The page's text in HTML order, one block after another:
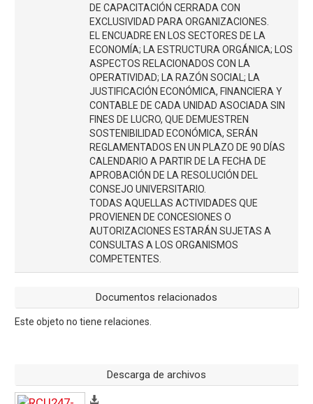
DE CAPACITACIÓN CERRADA CON
EXCLUSIVIDAD PARA ORGANIZACIONES.
EL ENCUADRE EN LOS SECTORES DE LA
ECONOMÍA; LA ESTRUCTURA ORGÁNICA; LOS
ASPECTOS RELACIONADOS CON LA
OPERATIVIDAD; LA RAZÓN SOCIAL; LA
JUSTIFICACIÓN ECONÓMICA, FINANCIERA Y
CONTABLE DE CADA UNIDAD ASOCIADA SIN
FINES DE LUCRO, QUE DEMUESTREN
SOSTENIBILIDAD ECONÓMICA, SERÁN
REGLAMENTADOS EN UN PLAZO DE 90 DÍAS
CALENDARIO A PARTIR DE LA FECHA DE
APROBACIÓN DE LA RESOLUCIÓN DEL
CONSEJO UNIVERSITARIO.
TODAS AQUELLAS ACTIVIDADES QUE
PROVIENEN DE CONCESIONES O
AUTORIZACIONES ESTARÁN SUJETAS A
CONSULTAS A LOS ORGANISMOS
COMPETENTES.
Documentos relacionados
Este objeto no tiene relaciones.
Descarga de archivos